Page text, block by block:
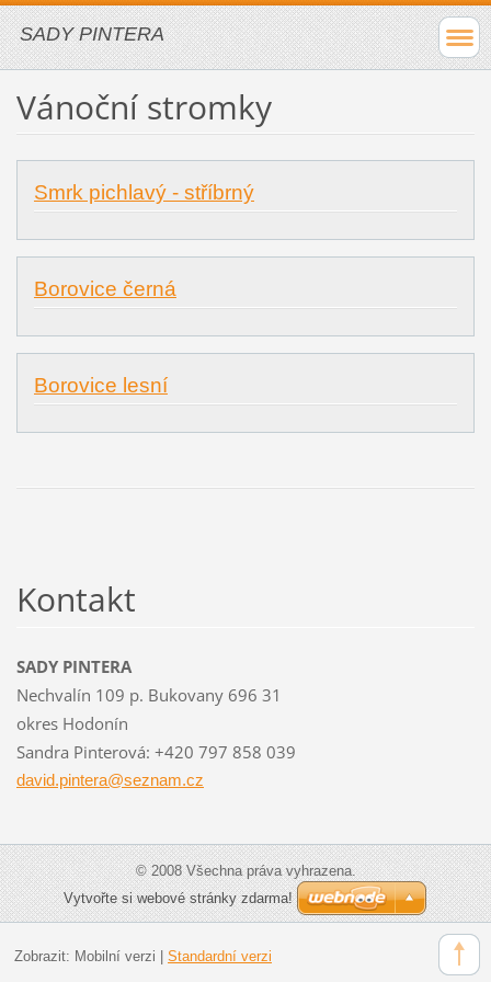
SADY PINTERA
Vánoční stromky
Smrk pichlavý - stříbrný
Borovice černá
Borovice lesní
Kontakt
SADY PINTERA
Nechvalín 109 p. Bukovany 696 31
okres Hodonín
Sandra Pinterová: +420 797 858 039
david.pintera@seznam.cz
© 2008 Všechna práva vyhrazena.
Vytvořte si webové stránky zdarma!
Zobrazit: Mobilní verzi | Standardní verzi